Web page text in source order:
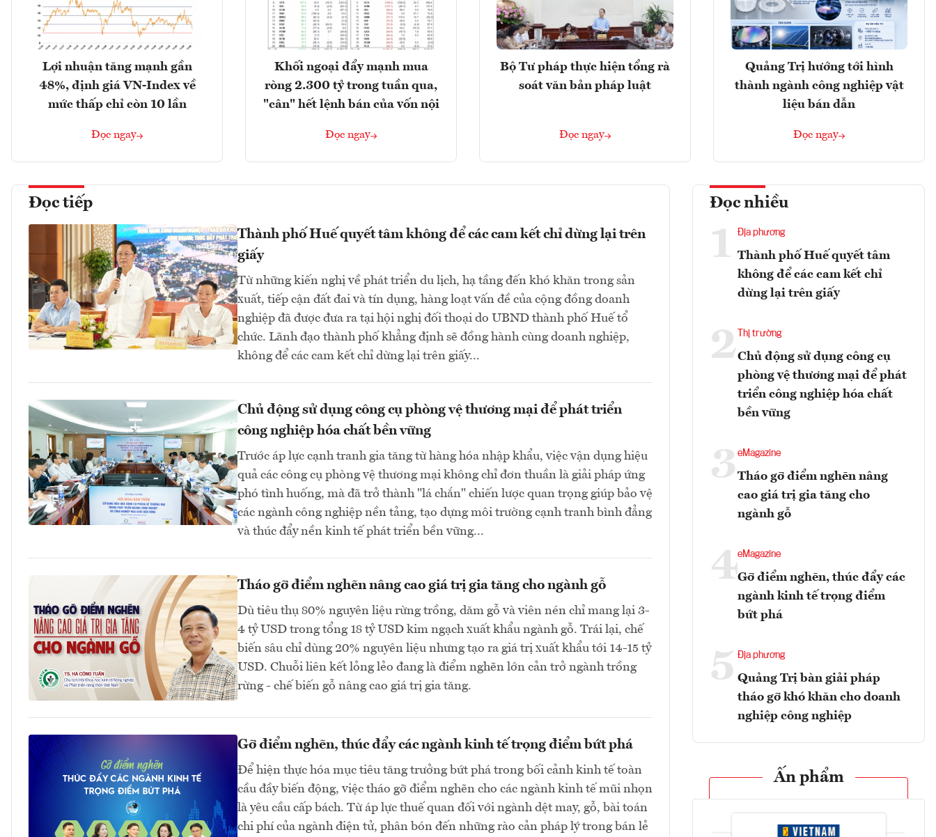
Lợi nhuận tăng mạnh gần
48%, định giá VN-Index về
mức thấp chỉ còn 10 lần
Đọc ngay
Khối ngoại đẩy mạnh mua
ròng 2.300 tỷ trong tuần qua,
"cân" hết lệnh bán của vốn nội
Đọc ngay
Bộ Tư pháp thực hiện tổng rà
soát văn bản pháp luật
Đọc ngay
Quảng Trị hướng tới hình
thành ngành công nghiệp vật
liệu bán dẫn
Đọc ngay
Đọc tiếp
Thành phố Huế quyết tâm không để các cam kết chỉ dừng lại trên
giấy
Từ những kiến nghị về phát triển du lịch, hạ tầng đến khó khăn trong sản
xuất, tiếp cận đất đai và tín dụng, hàng loạt vấn đề của cộng đồng doanh
nghiệp đã được đưa ra tại hội nghị đối thoại do UBND thành phố Huế tổ
chức. Lãnh đạo thành phố khẳng định sẽ đồng hành cùng doanh nghiệp,
không để các cam kết chỉ dừng lại trên giấy...
Chủ động sử dụng công cụ phòng vệ thương mại để phát triển
công nghiệp hóa chất bền vững
Trước áp lực cạnh tranh gia tăng từ hàng hóa nhập khẩu, việc vận dụng hiệu
quả các công cụ phòng vệ thương mại không chỉ đơn thuần là giải pháp ứng
phó tình huống, mà đã trở thành "lá chắn" chiến lược quan trọng giúp bảo vệ
các ngành công nghiệp nền tảng, tạo dựng môi trường cạnh tranh bình đẳng
và thúc đẩy nền kinh tế phát triển bền vững...
Tháo gỡ điểm nghẽn nâng cao giá trị gia tăng cho ngành gỗ
Dù tiêu thụ 80% nguyên liệu rừng trồng, dăm gỗ và viên nén chỉ mang lại 3-
4 tỷ USD trong tổng 18 tỷ USD kim ngạch xuất khẩu ngành gỗ. Trái lại, chế
biến sâu chỉ dùng 20% nguyên liệu nhưng tạo ra giá trị xuất khẩu tới 14-15 tỷ
USD. Chuỗi liên kết lỏng lẻo đang là điểm nghẽn lớn cản trở ngành trồng
rừng - chế biến gỗ nâng cao giá trị gia tăng.
Gỡ điểm nghẽn, thúc đẩy các ngành kinh tế trọng điểm bứt phá
Để hiện thực hóa mục tiêu tăng trưởng bứt phá trong bối cảnh kinh tế toàn
cầu đầy biến động, việc tháo gỡ điểm nghẽn cho các ngành kinh tế mũi nhọn
là yêu cầu cấp bách. Từ áp lực thuế quan đối với ngành dệt may, gỗ, bài toán
chi phí của ngành điện tử, phân bón đến những rào cản pháp lý trong bán lẻ
Đọc nhiều
1 Địa phương
Thành phố Huế quyết tâm
không để các cam kết chỉ
dừng lại trên giấy
2 Thị trường
Chủ động sử dụng công cụ
phòng vệ thương mại để phát
triển công nghiệp hóa chất
bền vững
3 eMagazine
Tháo gỡ điểm nghẽn nâng
cao giá trị gia tăng cho
ngành gỗ
4eMagazine
Gỡ điểm nghẽn, thúc đẩy các
ngành kinh tế trọng điểm
bứt phá
5 Địa phương
Quảng Trị bàn giải pháp
tháo gỡ khó khăn cho doanh
nghiệp công nghiệp
Ấn phẩm